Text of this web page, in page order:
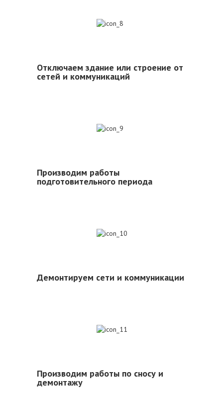
Отключаем здание или строение от
сетей и коммуникаций
Производим работы
подготовительного периода
Демонтируем сети и коммуникации
Производим работы по сносу и
демонтажу